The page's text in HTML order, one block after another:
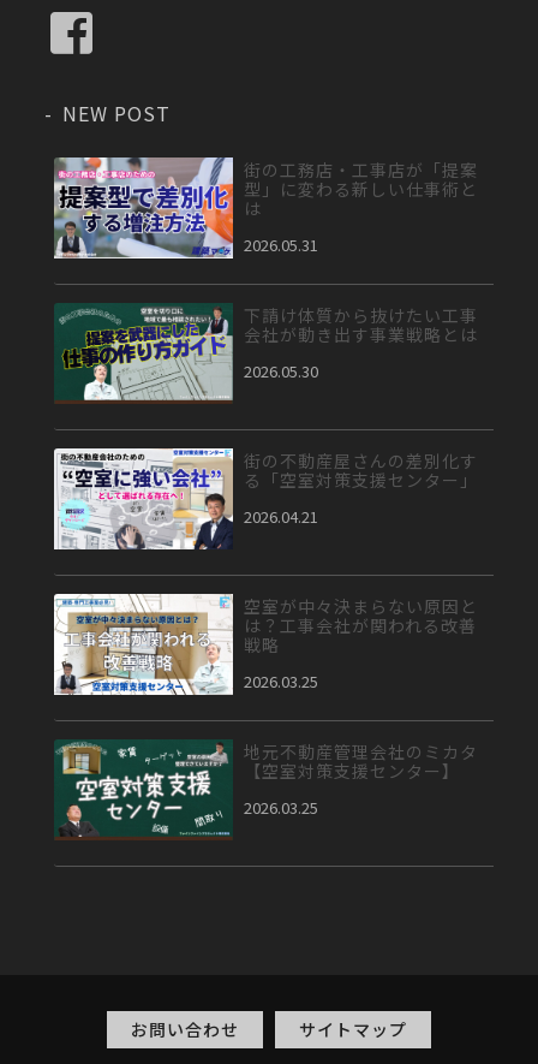
NEW POST
街の工務店・工事店が「提案
型」に変わる新しい仕事術と
は
2026.05.31
下請け体質から抜けたい工事
会社が動き出す事業戦略とは
2026.05.30
街の不動産屋さんの差別化す
る「空室対策支援センター」
2026.04.21
空室が中々決まらない原因と
は？工事会社が関われる改善
戦略
2026.03.25
地元不動産管理会社のミカタ
【空室対策支援センター】
2026.03.25
お問い合わせ サイトマップ